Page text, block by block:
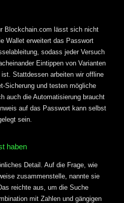
Blockchain.com lässt sich nicht
Wallet erweitert das Passwort
sodass jeder Versuch
Eintippen von Varianten
Stattdessen arbeiten wir offline
Sicherung und testen mögliche
auch die Automatisierung braucht
auf das Passwort kann selbst
sein.
haben
Detail. Auf die Frage, wie
zusammenstelle, nannte sie
reichte aus, um die Suche
mit Zahlen und gängigen